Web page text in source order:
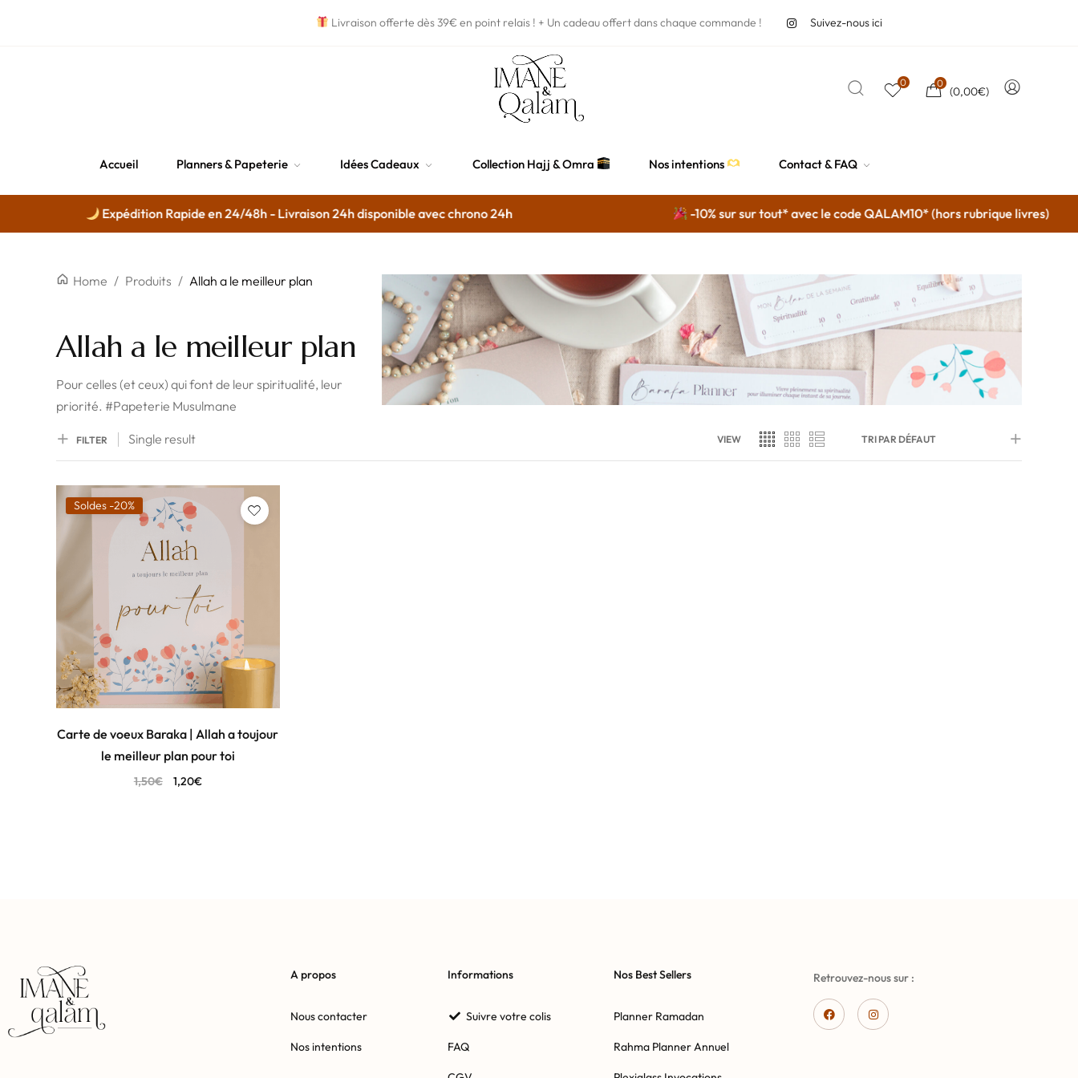
Livraison offerte dès 39€ en point relais ! + Un cadeau offert dans chaque commande ! Suivez-nous ici
0 0
(0,00€)
Accueil Planners & Papeterie Idées Cadeaux Collection Hajj & Omra Nos intentions Contact & FAQ
Expédition Rapide en 24/48h - Livraison 24h disponible avec chrono 24h -10% sur sur tout* avec le code QALAM10* (hors rubrique livres)
Home / Produits / Allah a le meilleur plan
Allah a le meilleur plan
Pour celles (et ceux) qui font de leur spiritualité, leur
priorité. #Papeterie Musulmane
FILTER Single result VIEW TRI PAR DÉFAUT
Soldes -20%
Carte de voeux Baraka | Allah a toujour
le meilleur plan pour toi
1,50€ 1,20€
A propos
Nous contacter
Nos intentions
Informations
Suivre votre colis
FAQ
Nos Best Sellers
Planner Ramadan
Rahma Planner Annuel
Retrouvez-nous sur :